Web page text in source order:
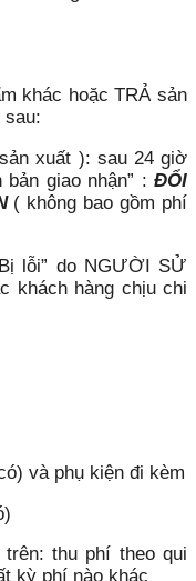
khác hoặc TRẢ sản
sau:
xuất ): sau 24 giờ
giao nhận” : ĐỔI
( không bao gồm phí
lỗi” do NGƯỜI SỬ
khách hàng chịu chi
và phụ kiện đi kèm
thu phí theo qui
kỳ phí nào khác